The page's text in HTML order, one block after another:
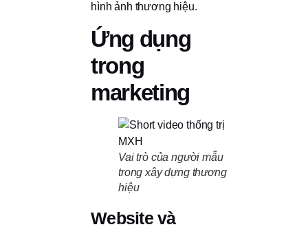
hình ảnh thương hiệu.
Ứng dụng
trong
marketing
Vai trò của người mẫu
trong xây dựng thương
hiệu
Website và